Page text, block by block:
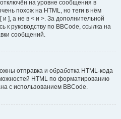
на уровне сообщения в
похож на HTML, но теги в нём
и ], а не в < и >. За дополнительной
к руководству по BBCode, ссылка на
сообщений.
отправка и обработка HTML-кода
HTML по форматированию
с использованием BBCode.